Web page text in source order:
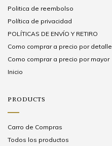
Politica de reembolso
Política de privacidad
POLÍTICAS DE ENVÍO Y RETIRO
Como comprar a precio por detalle
Como comprar a precio por mayor
Inicio
PRODUCTS
Carro de Compras
Todos los productos